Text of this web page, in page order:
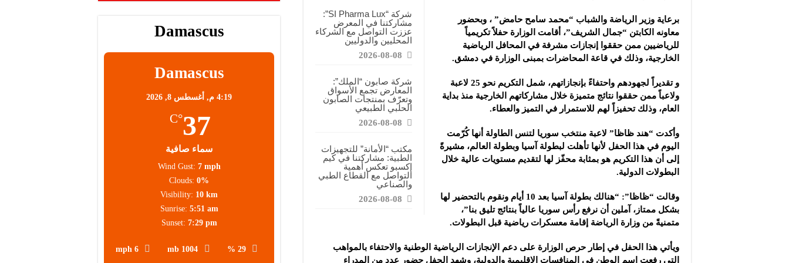
مجموعة “العملاق” الصناعية: نسعى لتعزيز حضور منتجاتنا في السوق السورية وتقديم منتجات ذات قيمة وجودة عالية
شركة “دلجين قلب الحياة”: معرض كيم إكسبو فرصة للتعريف بالمنتجات الطبيعية والوصول إلى شريحة أوسع من العملاء
شركة “SI Pharma Lux”:
مشاركتنا في المعرض
عززت التواصل مع الشركاء
المحليين والدوليين
2026-08-08
شركة صابون “الملك”:
المعارض تجمع الأسواق
وتعرّف بمنتجات الصابون
الحلبي الطبيعي
2026-08-08
مكتب “الأمانة” للتجهيزات
الطبية: مشاركتنا في كيم
إكسبو تعكس أهمية
التواصل مع القطاع الطبي
والصناعي
2026-08-08
برعاية وزير الرياضة والشباب “محمد سامح حامض” ، وبحضور
معاونه الكابتن “جمال الشريف”، أقامت الوزارة حفلاً تكريمياً
للرياضيين ممن حققوا إنجازات مشرفة في المحافل الرياضية
الخارجية، وذلك في قاعة المحاضرات بمبنى الوزارة في دمشق.
و تقديراً لجهودهم واحتفاءً بإنجازاتهم، شمل التكريم نحو 25 لاعبة
ولاعباً ممن حققوا نتائج متميزة خلال مشاركاتهم الخارجية منذ بداية
العام، وذلك تحفيزاً لهم للاستمرار في التميز والعطاء.
وأكدت “هند ظاظا” لاعبة منتخب سوريا لتنس الطاولة أنها كُرّمت
اليوم في هذا الحفل لأنها تأهلت لبطولة آسيا وبطولة العالم، مشيرةً
إلى أن هذا التكريم هو بمثابة محفّز لها لتقديم مستويات عالية خلال
البطولات الدولية.
وقالت “ظاظا”: “هنالك بطولة آسيا بعد 10 أيام ونقوم بالتحضير لها
بشكل ممتاز، آملين أن نرفع رأس سوريا عالياً بنتائج تليق بنا”،
متمنيةً من وزارة الرياضة إقامة معسكرات رياضية قبل البطولات.
ويأتي هذا الحفل في إطار حرص الوزارة على دعم الإنجازات الرياضية الوطنية والاحتفاء بالمواهب
التي رفعت اسم الوطن في المنافسات الإقليمية والدولية، وشهد الحفل حضور عدد من المدراء
Damascus
Damascus
4:19 م, أغسطس 8, 2026
37
°C
سماء صافية
29 %
1004 mb
6 mph
Wind Gust: 7 mph
Clouds: 0%
Visibility: 10 km
Sunrise: 5:51 am
Sunset: 7:29 pm